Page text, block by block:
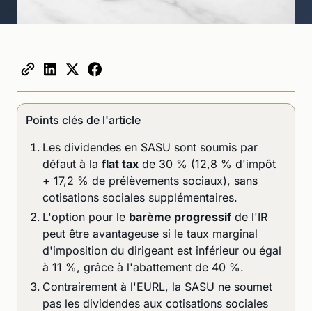
Points clés de l'article
Les dividendes en SASU sont soumis par
défaut à la flat tax de 30 % (12,8 % d'impôt
+ 17,2 % de prélèvements sociaux), sans
cotisations sociales supplémentaires.
L'option pour le barème progressifde l'IR
peut être avantageuse si le taux marginal
d'imposition du dirigeant est inférieur ou égal
à 11 %, grâce à l'abattement de 40 %.
Contrairement à l'EURL, la SASU ne soumet
pas les dividendes aux cotisations sociales